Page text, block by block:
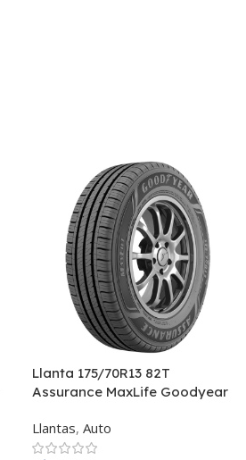
Llanta 175/70R13 82T
Assurance MaxLife Goodyear
Llantas, Auto